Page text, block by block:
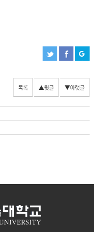
목록 ▲윗글 ▼아랫글